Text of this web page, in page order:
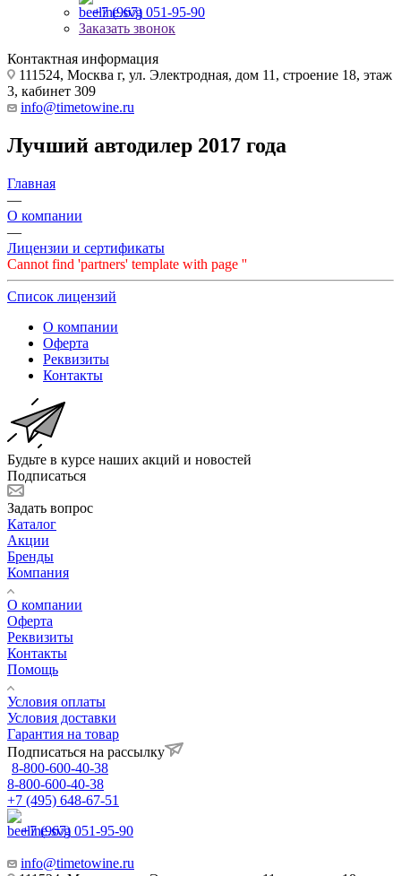
+7 (967) 051-95-90
Заказать звонок
Контактная информация
111524, Москва г, ул. Электродная, дом 11, строение 18, этаж
3, кабинет 309
info@timetowine.ru
Лучший автодилер 2017 года
Главная
—
О компании
—
Лицензии и сертификаты
Cannot find 'partners' template with page ''
Список лицензий
О компании
Оферта
Реквизиты
Контакты
Будьте в курсе наших акций и новостей
Подписаться
Задать вопрос
Каталог
Акции
Бренды
Компания
О компании
Оферта
Реквизиты
Контакты
Помощь
Условия оплаты
Условия доставки
Гарантия на товар
Подписаться на рассылку
8-800-600-40-38
8-800-600-40-38
+7 (495) 648-67-51
+7 (967) 051-95-90
info@timetowine.ru